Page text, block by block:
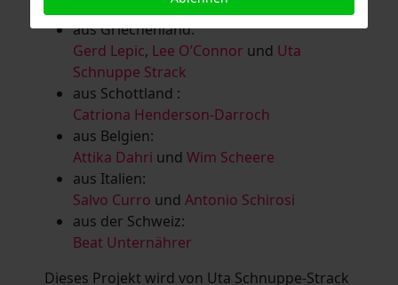
Serge DevadderundRolf Thärichen
aus Griechenland:
Gerd Lepic, Lee O’Connor und Uta
Schnuppe Strack
aus Schottland :
Catriona Henderson-Darroch
aus Belgien:
Attika Dahri und Wim Scheere
aus Italien:
Salvo Curro und Antonio Schirosi
aus der Schweiz:
Beat Unternährer
Dieses Projekt wird von Uta Schnuppe-Strack